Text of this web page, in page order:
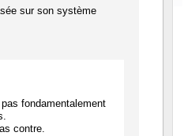
sur son système
fondamentalement
contre.